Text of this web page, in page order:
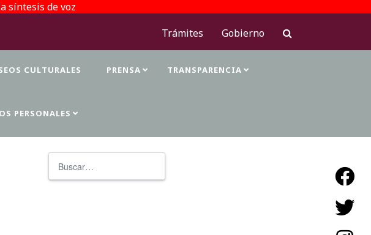
síntesis de voz
Trámites
Gobierno
CULTURALES PRENSA TRANSPARENCIA
PERSONALES